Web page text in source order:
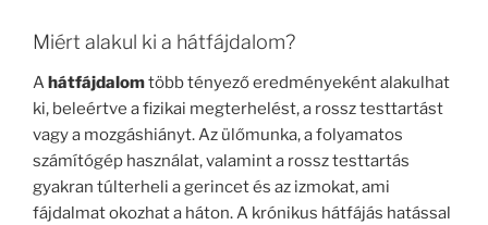
Miért alakul ki a hátfájdalom?
A hátfájdalomtöbb tényező eredményeként alakulhat
ki, beleértve a fizikai megterhelést, a rossz testtartást
vagy a mozgáshiányt. Az ülőmunka, a folyamatos
számítógép használat, valamint a rossz testtartás
gyakran túlterheli a gerincet és az izmokat, ami
fájdalmat okozhat a háton. A krónikus hátfájás hatással